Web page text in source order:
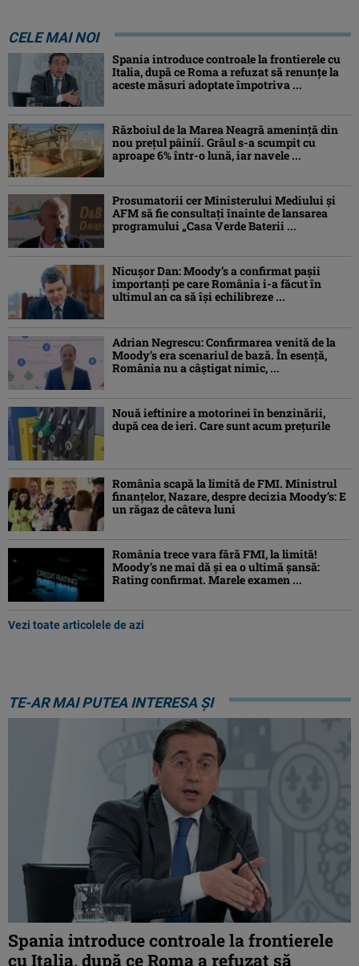
CELE MAI NOI
Spania introduce controale la frontierele cu
Italia, după ce Roma a refuzat să renunțe la
aceste măsuri adoptate împotriva ...
Războiul de la Marea Neagră amenință din
nou prețul pâinii. Grâul s-a scumpit cu
aproape 6% într-o lună, iar navele ...
Prosumatorii cer Ministerului Mediului și
AFM să fie consultați înainte de lansarea
programului „Casa Verde Baterii ...
Nicușor Dan: Moody’s a confirmat pașii
importanți pe care România i-a făcut în
ultimul an ca să își echilibreze ...
Adrian Negrescu: Confirmarea venită de la
Moody’s era scenariul de bază. În esenţă,
România nu a câştigat nimic, ...
Nouă ieftinire a motorinei în benzinării,
după cea de ieri. Care sunt acum prețurile
România scapă la limită de FMI. Ministrul
finanțelor, Nazare, despre decizia Moody’s: E
un răgaz de câteva luni
România trece vara fără FMI, la limită!
Moody’s ne mai dă și ea o ultimă șansă:
Rating confirmat. Marele examen ...
Vezi toate articolele de azi
TE-AR MAI PUTEA INTERESA ȘI
Spania introduce controale la frontierele
cu Italia, după ce Roma a refuzat să